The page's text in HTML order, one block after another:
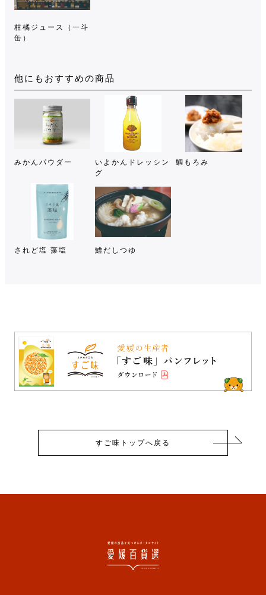
柑橘ジュース（一斗
缶）
他にもおすすめの商品
みかんパウダー
いよかんドレッシン
グ
鯛もろみ
されど塩 藻塩 鱧だしつゆ
すご味トップへ戻る